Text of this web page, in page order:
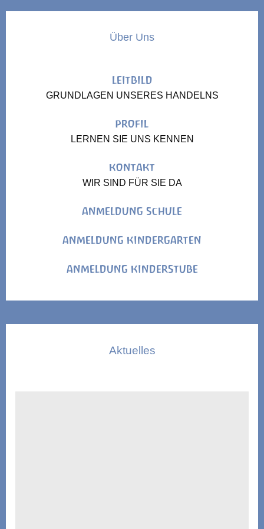
Über Uns
LEITBILD
GRUNDLAGEN UNSERES HANDELNS
PROFIL
LERNEN SIE UNS KENNEN
KONTAKT
WIR SIND FÜR SIE DA
ANMELDUNG SCHULE
ANMELDUNG KINDERGARTEN
ANMELDUNG KINDERSTUBE
Aktuelles